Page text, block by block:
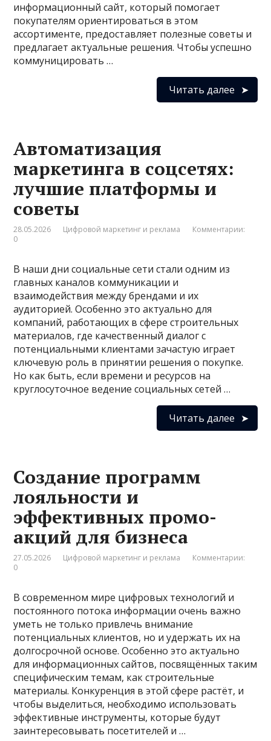
информационный сайт, который помогает
покупателям ориентироваться в этом
ассортименте, предоставляет полезные советы и
предлагает актуальные решения. Чтобы успешно
коммуницировать …
Читать далее
Автоматизация
маркетинга в соцсетях:
лучшие платформы и
советы
28.05.2026 Цифровой маркетинг и реклама
Комментарии:
0
В наши дни социальные сети стали одним из
главных каналов коммуникации и
взаимодействия между брендами и их
аудиторией. Особенно это актуально для
компаний, работающих в сфере строительных
материалов, где качественный диалог с
потенциальными клиентами зачастую играет
ключевую роль в принятии решения о покупке.
Но как быть, если времени и ресурсов на
круглосуточное ведение социальных сетей …
Читать далее
Создание программ
лояльности и
эффективных промо-
акций для бизнеса
27.05.2026 Цифровой маркетинг и реклама
Комментарии:
0
В современном мире цифровых технологий и
постоянного потока информации очень важно
уметь не только привлечь внимание
потенциальных клиентов, но и удержать их на
долгосрочной основе. Особенно это актуально
для информационных сайтов, посвящённых таким
специфическим темам, как строительные
материалы. Конкуренция в этой сфере растёт, и
чтобы выделиться, необходимо использовать
эффективные инструменты, которые будут
заинтересовывать посетителей и …